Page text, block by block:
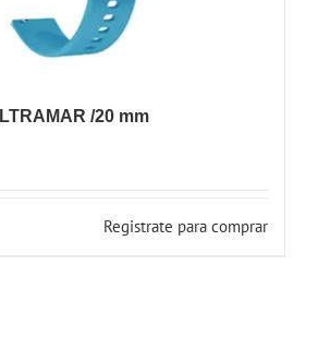
/20 mm
Registrate para comprar